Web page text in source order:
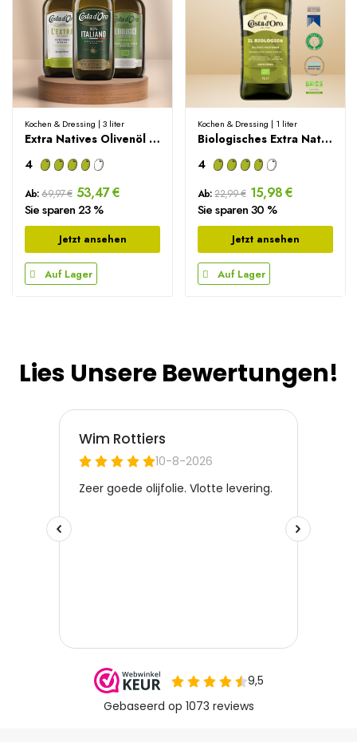
Kochen & Dressing | 3 liter
Extra Natives Olivenöl Probierbox – 3000ml
4
Ab: 69,97 € 53,47 €
Sie sparen 23 %
Jetzt ansehen
Auf Lager
Kochen & Dressing | 1 liter
Biologisches Extra Natives Olivenöl – 1000 ml
4
Ab: 22,99 € 15,98 €
Sie sparen 30 %
Jetzt ansehen
Auf Lager
Lies Unsere Bewertungen!